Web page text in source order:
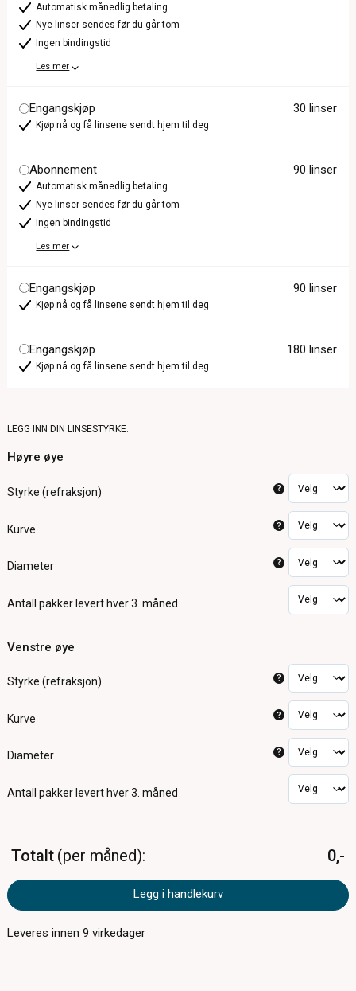
Automatisk månedlig betaling
Nye linser sendes før du går tom
Ingen bindingstid
Les mer
Engangskjøp 30 linser
Kjøp nå og få linsene sendt hjem til deg
Abonnement 90 linser
Automatisk månedlig betaling
Nye linser sendes før du går tom
Ingen bindingstid
Les mer
Engangskjøp 90 linser
Kjøp nå og få linsene sendt hjem til deg
Engangskjøp 180 linser
Kjøp nå og få linsene sendt hjem til deg
LEGG INN DIN LINSESTYRKE:
Høyre øye
Styrke (refraksjon) ?
Kurve ?
Diameter ?
Antall pakker levert hver 3. måned
Venstre øye
Styrke (refraksjon) ?
Kurve ?
Diameter ?
Antall pakker levert hver 3. måned
Totalt per måned 0,-
Legg i handlekurv
Leveres innen9 virkedager